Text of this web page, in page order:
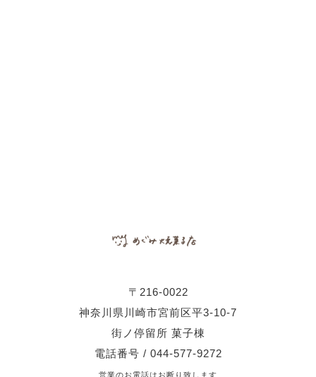
〒216-0022
神奈川県川崎市宮前区平3-10-7
街ノ停留所 菓子棟
電話番号 / 044-577-9272
営業のお電話はお断り致します